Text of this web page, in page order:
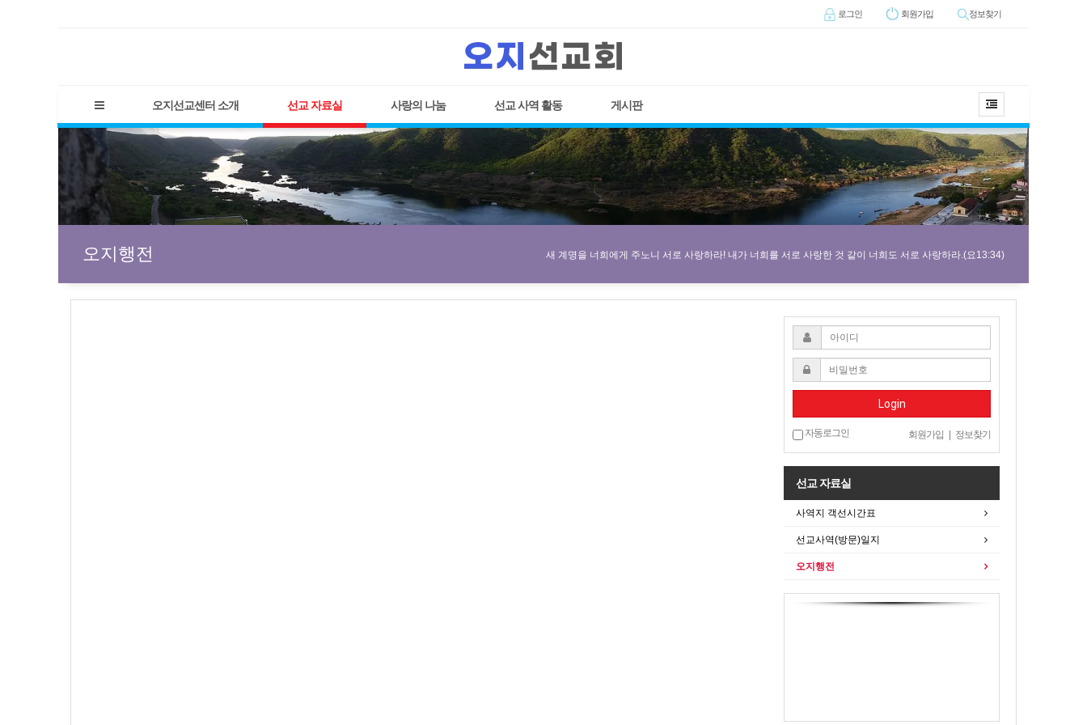
로그인 회원가입 정보찾기
오지선교센터 소개 선교 자료실 사랑의 나눔 선교 사역 활동 게시판
오지행전 새 계명을 너희에게 주노니 서로 사랑하라! 내가 너희를 서로 사랑한 것 같이 너희도 서로 사랑하라.(요13:34)
Login
자동로그인 회원가입 정보찾기
선교 자료실
사역지 객선시간표
선교사역(방문)일지
오지행전